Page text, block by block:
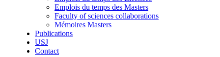
Emplois du temps des Masters
Faculty of sciences collaborations
Mémoires Masters
Publications
USJ
Contact